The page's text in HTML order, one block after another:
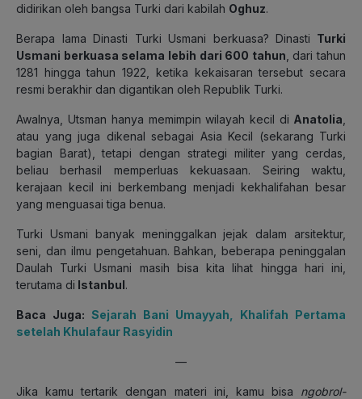
didirikan oleh bangsa Turki dari kabilah Oghuz.
Berapa lama Dinasti Turki Usmani berkuasa? Dinasti Turki
Usmani berkuasa selama lebih dari 600 tahun , dari tahun
1281 hingga tahun 1922, ketika kekaisaran tersebut secara
resmi berakhir dan digantikan oleh Republik Turki.
Awalnya, Utsman hanya memimpin wilayah kecil di Anatolia
atau yang juga dikenal sebagai Asia Kecil (sekarang Turki
bagian Barat), tetapi dengan strategi militer yang cerdas,
beliau berhasil memperluas kekuasaan. Seiring waktu,
kerajaan kecil ini berkembang menjadi kekhalifahan besar
yang menguasai tiga benua.
Turki Usmani banyak meninggalkan jejak dalam arsitektur,
seni, dan ilmu pengetahuan. Bahkan, beberapa peninggalan
Daulah Turki Usmani masih bisa kita lihat hingga hari ini,
terutama di Istanbul.
Baca Juga: Sejarah Bani Umayyah, Khalifah Pertama
setelah Khulafaur Rasyidin
—
Jika kamu tertarik dengan materi ini, kamu bisa ngobrol-